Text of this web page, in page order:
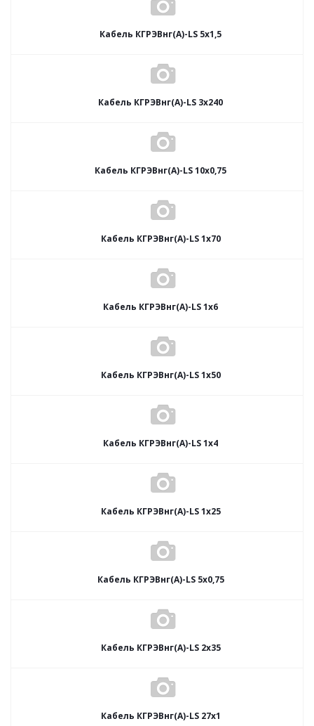
Кабель КГРЭВнг(А)-LS 5х1,5
Кабель КГРЭВнг(А)-LS 3х240
Кабель КГРЭВнг(А)-LS 10х0,75
Кабель КГРЭВнг(А)-LS 1х70
Кабель КГРЭВнг(А)-LS 1х6
Кабель КГРЭВнг(А)-LS 1х50
Кабель КГРЭВнг(А)-LS 1х4
Кабель КГРЭВнг(А)-LS 1х25
Кабель КГРЭВнг(А)-LS 5х0,75
Кабель КГРЭВнг(А)-LS 2х35
Кабель КГРЭВнг(А)-LS 27х1